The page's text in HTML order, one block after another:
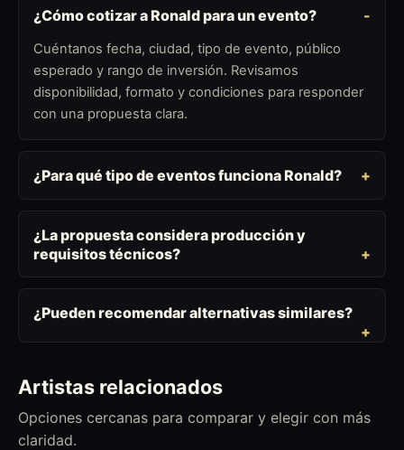
¿Cómo cotizar a Ronald para un evento?
Cuéntanos fecha, ciudad, tipo de evento, público
esperado y rango de inversión. Revisamos
disponibilidad, formato y condiciones para responder
con una propuesta clara.
¿Para qué tipo de eventos funciona Ronald?
¿La propuesta considera producción y
requisitos técnicos?
¿Pueden recomendar alternativas similares?
Artistas relacionados
Opciones cercanas para comparar y elegir con más
claridad.